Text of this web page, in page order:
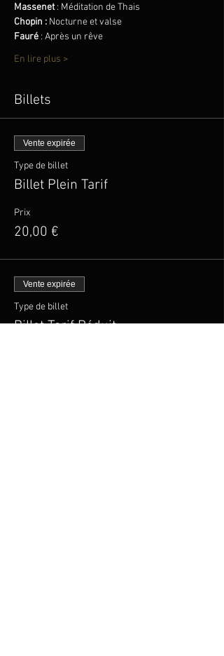
Massenet : Méditation de Thais
Chopin : Nocturne et valse
Fauré : Après un rêve
En lire plus >
Billets
Vente expirée
Type de billet
Billet Plein Tarif
Prix
20,00 €
Vente expirée
Type de billet
Billet Tarif Réduit